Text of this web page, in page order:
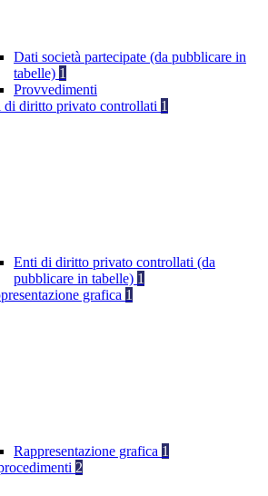
Dati società partecipate (da pubblicare in
tabelle) 1
Provvedimenti
di diritto privato controllati 1
Enti di diritto privato controllati (da
pubblicare in tabelle) 1
grafica 1
Rappresentazione grafica 1
2